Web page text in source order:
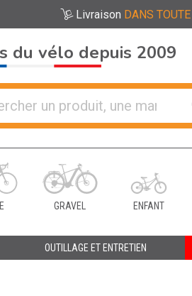
Livraison DANS
du vélo depuis 2009
GRAVEL ENFANT
OUTILLAGE ET ENTRETIEN